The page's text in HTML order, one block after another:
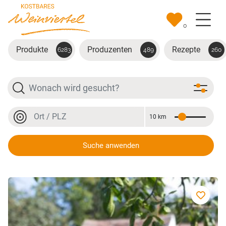
Zum Hauptinhalt springen
0
Produkte 6283 Produzenten 489 Rezepte 260
Suche
Ort oder PLZ
Entfernung
10 km
Suche anwenden
Torten diverse